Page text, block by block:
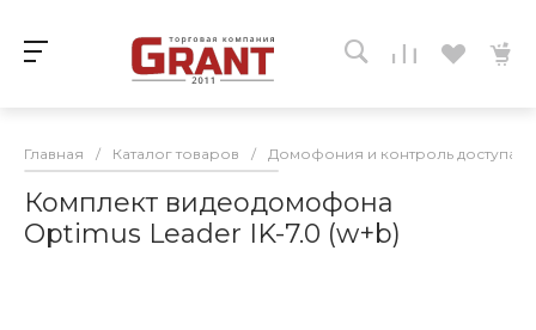
Главная / Каталог товаров / Домофония и контроль доступа
Комплект видеодомофона
Optimus Leader IK-7.0 (w+b)